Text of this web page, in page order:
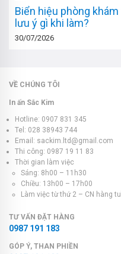
Biển hiệu phòng
lưu ý gì khi làm?
30/07/2026
VỀ CHÚNG TÔI
In ấn Sắc Kim
Hotline: 0907 831 345
Tel: 028 38943 744
Email: sackim.ltd@gmail.com
Thi công: 0987 19 11 83
Thời gian làm việc
Sáng: 8h00 – 11h30
Chiều: 13h00 – 17h00
Làm việc từ thứ 2 – CN hàng
TƯ VẤN ĐẶT HÀNG
0987 191 183
GÓP Ý, THAN PHIỀN